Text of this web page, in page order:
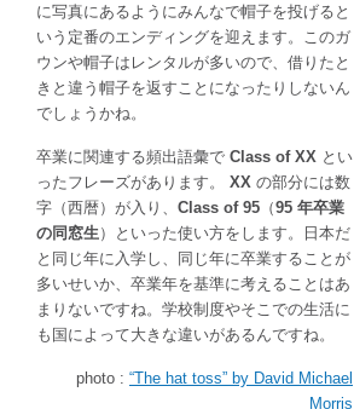
に写真にあるようにみんなで帽子を投げると
いう定番のエンディングを迎えます。このガ
ウンや帽子はレンタルが多いので、借りたと
きと違う帽子を返すことになったりしないん
でしょうかね。
卒業に関連する頻出語彙で Class of XX とい
ったフレーズがあります。 XX の部分には数
字（西暦）が入り、 Class of 95 （95 年卒業
の同窓生）といった使い方をします。日本だ
と同じ年に入学し、同じ年に卒業することが
多いせいか、卒業年を基準に考えることはあ
まりないですね。学校制度やそこでの生活に
も国によって大きな違いがあるんですね。
photo : “The hat toss” by David Michael
Morris